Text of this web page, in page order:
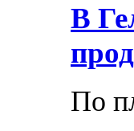
В
По